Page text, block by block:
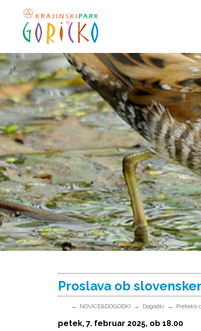
Proslava ob
NOVICE&DOGODKI Dogodki Pretekli
petek, 7. februar 2025, ob 18.00